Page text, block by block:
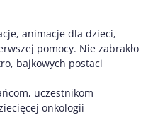
animacje dla dzieci,
pomocy. Nie zabrakło
bajkowych postaci
uczestnikom
onkologii